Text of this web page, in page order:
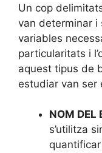
Un cop
van determinar i
variables
particularitats i
aquest tipus de
estudiar van ser
NOM DEL
s’utilitza